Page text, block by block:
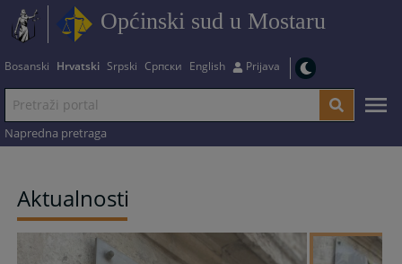
Općinski sud u Mostaru
Bosanski Hrvatski Srpski Српски English Prijava
Napredna pretraga
Aktualnosti